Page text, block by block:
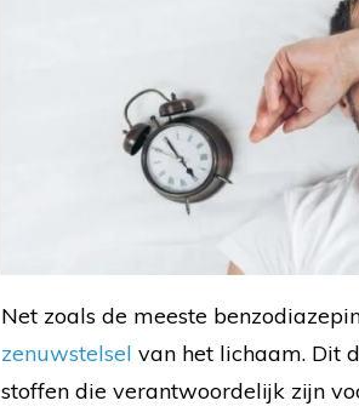
Net zoals de meeste
zenuwstelsel van het lichaam. Dit
stoffen die verantwoordelijk zijn